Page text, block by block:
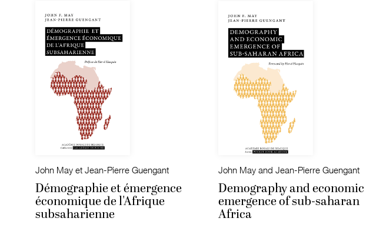
John May et Jean-Pierre Guengant
Démographie et émergence
économique de l'Afrique
subsaharienne
John May and Jean-Pierre Guengant
Demography and economic
emergence of sub-saharan
Africa